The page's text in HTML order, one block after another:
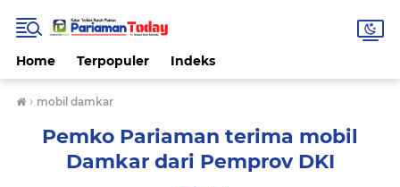
Home Terpopuler Indeks
› mobil damkar
Pemko Pariaman terima mobil
Damkar dari Pemprov DKI